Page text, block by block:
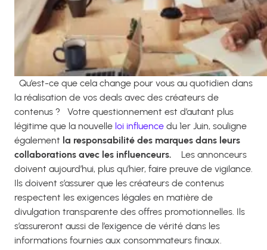
Qu’est-ce que cela change pour vous au quotidien dans
la réalisation de vos deals avec des créateurs de
contenus ?
Votre questionnement est d’autant plus
légitime que la nouvelle loi influence du 1er Juin, souligne
également la responsabilité des marques dans leurs
collaborations avec les influenceurs.
Les annonceurs
doivent aujourd’hui, plus qu’hier, faire preuve de vigilance.
Ils doivent s’assurer que les créateurs de contenus
respectent les exigences légales en matière de
divulgation transparente des offres promotionnelles. Ils
s’assureront aussi de l’exigence de vérité dans les
informations fournies aux consommateurs finaux.